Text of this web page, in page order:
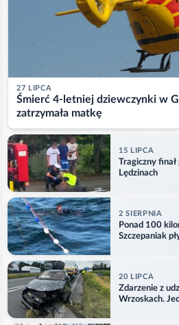
27 LIPCA
Śmierć 4-letniej dziewczynki w
zatrzymała matkę
15 LIPCA
Tragiczny
Lędzinach
2 SIERPNIA
Ponad 100
Szczepaniak
20 LIPCA
Zdarzenie z
Wrzoskach.